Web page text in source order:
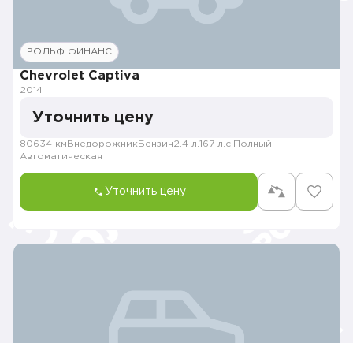
РОЛЬФ ФИНАНС
Chevrolet Captiva
2014
Уточнить цену
80634 км Внедорожник Бензин2.4 л. 167 л.с. Полный
Автоматическая
Уточнить цену